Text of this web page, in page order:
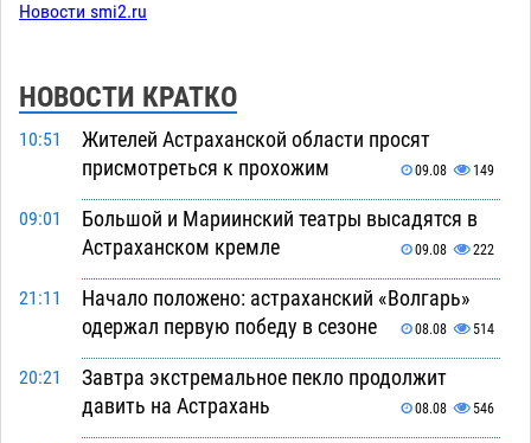
Новости smi2.ru
НОВОСТИ КРАТКО
10:51
Жителей Астраханской области просят
присмотреться к прохожим
09.08 149
09:01
Большой и Мариинский театры высадятся в
Астраханском кремле
09.08 222
21:11
Начало положено: астраханский «Волгарь»
одержал первую победу в сезоне
08.08 514
20:21
Завтра экстремальное пекло продолжит
давить на Астрахань
08.08 546